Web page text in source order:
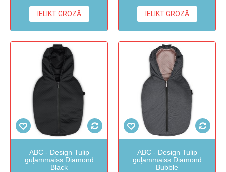
IELIKT GROZĀ IELIKT GROZĀ
ABC - Design Tulip
guļammaiss Diamond
Black
ABC - Design Tulip
guļammaiss Diamond
Bubble